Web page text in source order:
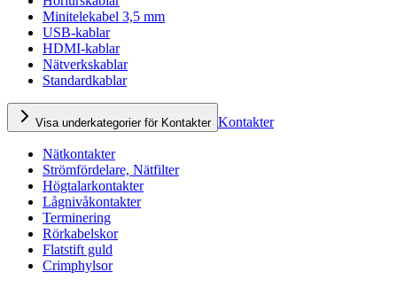
Minitelekabel 3,5 mm
USB-kablar
HDMI-kablar
Nätverkskablar
Standardkablar
Visa underkategorier för Kontakter Kontakter
Nätkontakter
Strömfördelare, Nätfilter
Högtalarkontakter
Lågnivåkontakter
Terminering
Rörkabelskor
Flatstift guld
Crimphylsor